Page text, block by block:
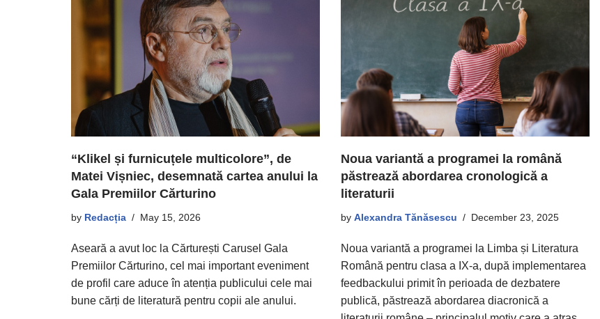
“Klikel și furnicuțele multicolore”, de
Matei Vișniec, desemnată cartea anului la
Gala Premiilor Cărturino
by Redacția May 15, 2026
Aseară a avut loc la Cărturești Carusel Gala
Premiilor Cărturino, cel mai important eveniment
de profil care aduce în atenția publicului cele mai
bune cărți de literatură pentru copii ale anului.
Noua variantă a programei la română
păstrează abordarea cronologică a
literaturii
by Alexandra Tănăsescu December 23, 2025
Noua variantă a programei la Limba și Literatura
Română pentru clasa a IX-a, după implementarea
feedbackului primit în perioada de dezbatere
publică, păstrează abordarea diacronică a